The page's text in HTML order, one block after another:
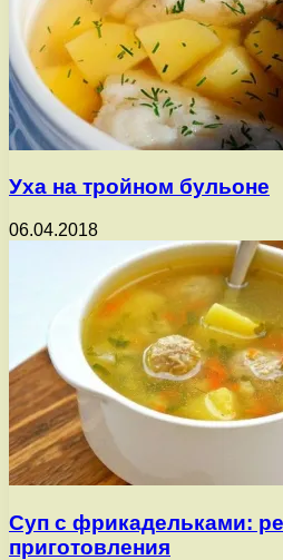
Уха на тройном бульоне
06.04.2018
Суп с фрикадельками:
приготовления